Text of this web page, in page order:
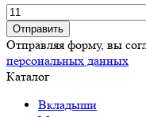
Отправить
Отправляя форму, вы
персональных данных
Каталог
Вкладыши